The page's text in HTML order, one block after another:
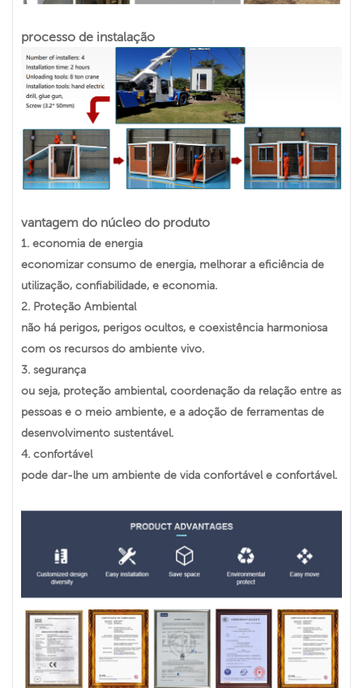
processo de instalação
vantagem do núcleo do produto
1. economia de energia
economizar consumo de energia, melhorar a eficiência de
utilização, confiabilidade, e economia.
2. Proteção Ambiental
não há perigos, perigos ocultos, e coexistência harmoniosa
com os recursos do ambiente vivo.
3. segurança
ou seja, proteção ambiental, coordenação da relação entre as
pessoas e o meio ambiente, e a adoção de ferramentas de
desenvolvimento sustentável.
4. confortável
pode dar-lhe um ambiente de vida confortável e confortável.